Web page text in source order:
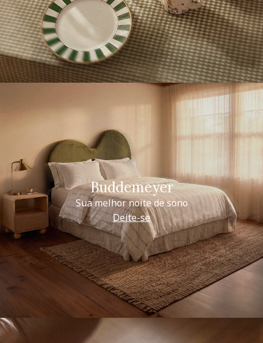
Buddemeyer
Sua melhor noite de sono
Deite-se